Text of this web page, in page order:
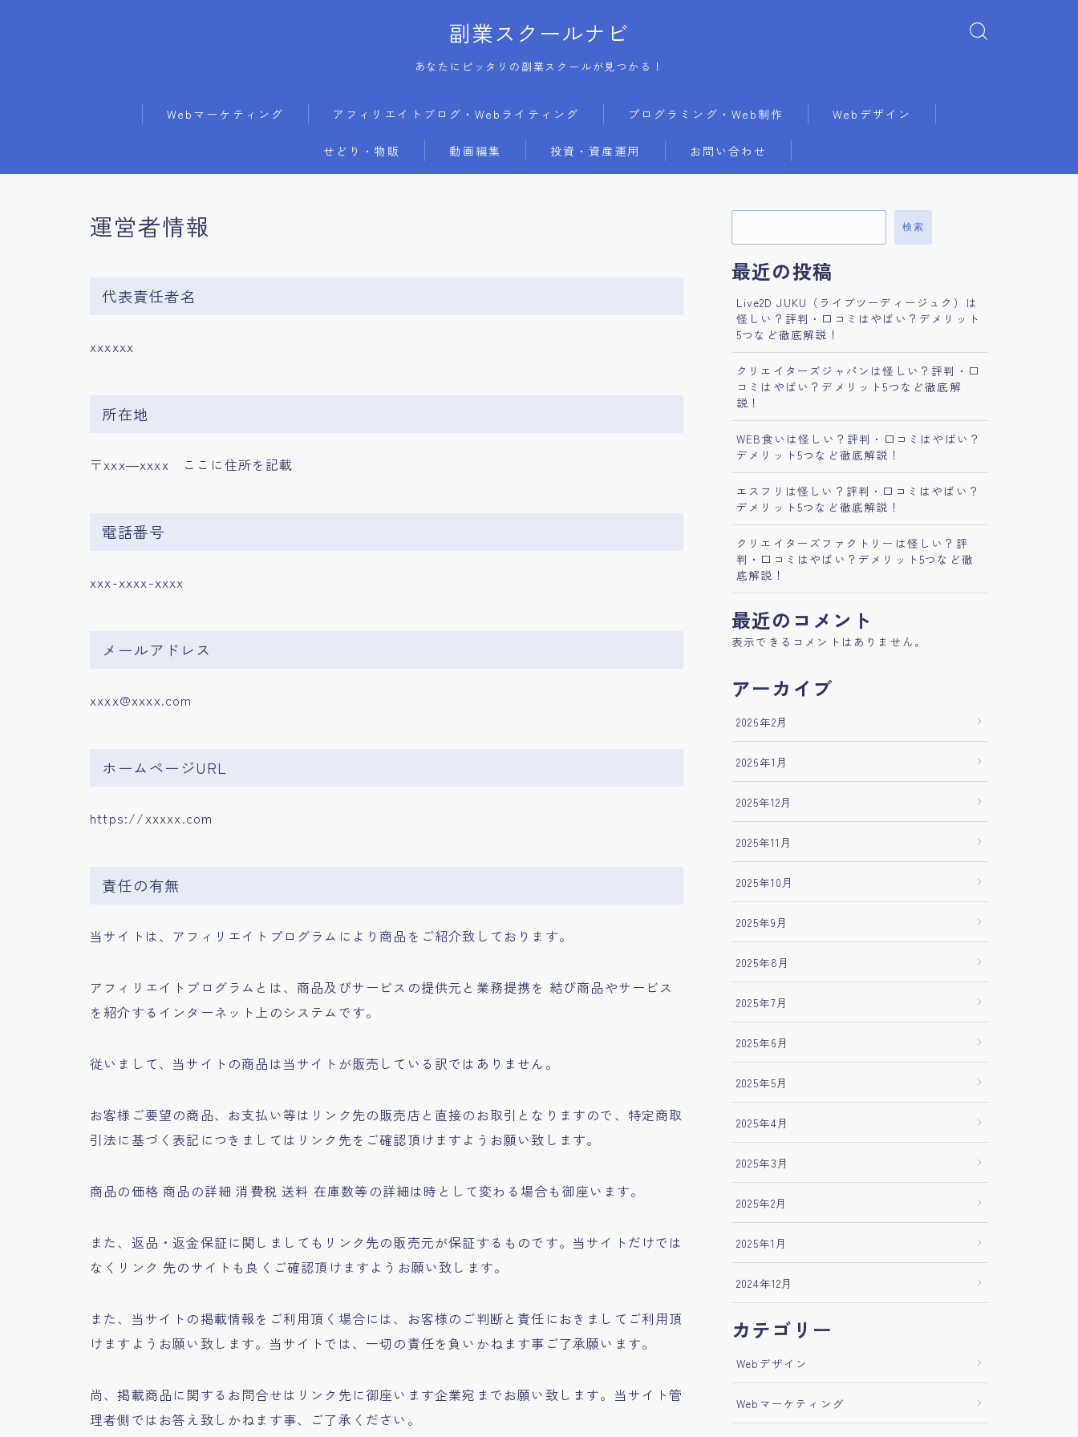
副業スクールナビ
あなたにピッタリの副業スクールが見つかる！
Webマーケティング アフィリエイトブログ・Webライティング プログラミング・Web制作 Webデザイン
せどり・物販 動画編集 投資・資産運用 お問い合わせ
運営者情報
代表責任者名
xxxxxx
所在地
〒xxx―xxxx ここに住所を記載
電話番号
xxx-xxxx-xxxx
メールアドレス
xxxx@xxxx.com
ホームページURL
https://xxxxx.com
責任の有無
当サイトは、アフィリエイトプログラムにより商品をご紹介致しております。
アフィリエイトプログラムとは、商品及びサービスの提供元と業務提携を 結び商品やサービス
を紹介するインターネット上のシステムです。
従いまして、当サイトの商品は当サイトが販売している訳ではありません。
お客様ご要望の商品、お支払い等はリンク先の販売店と直接のお取引となりますので、特定商取
引法に基づく表記につきましてはリンク先をご確認頂けますようお願い致します。
商品の価格 商品の詳細 消費税 送料 在庫数等の詳細は時として変わる場合も御座います。
また、返品・返金保証に関しましてもリンク先の販売元が保証するものです。当サイトだけでは
なくリンク 先のサイトも良くご確認頂けますようお願い致します。
また、当サイトの掲載情報をご利用頂く場合には、お客様のご判断と責任におきましてご利用頂
けますようお願い致します。当サイトでは、一切の責任を負いかねます事ご了承願います。
尚、掲載商品に関するお問合せはリンク先に御座います企業宛までお願い致します。当サイト管
理者側ではお答え致しかねます事、ご了承ください。
検索
最近の投稿
Live2D JUKU（ライブツーディージュク）は
怪しい？評判・口コミはやばい？デメリット
5つなど徹底解説！
クリエイターズジャパンは怪しい？評判・口
コミはやばい？デメリット5つなど徹底解
説！
WEB食いは怪しい？評判・口コミはやばい？
デメリット5つなど徹底解説！
エスフリは怪しい？評判・口コミはやばい？
デメリット5つなど徹底解説！
クリエイターズファクトリーは怪しい？評
判・口コミはやばい？デメリット5つなど徹
底解説！
最近のコメント
表示できるコメントはありません。
アーカイブ
2026年2月
2026年1月
2025年12月
2025年11月
2025年10月
2025年9月
2025年8月
2025年7月
2025年6月
2025年5月
2025年4月
2025年3月
2025年2月
2025年1月
2024年12月
カテゴリー
Webデザイン
Webマーケティング